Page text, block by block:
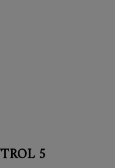
5